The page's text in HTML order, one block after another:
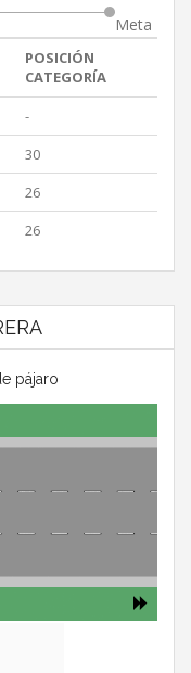
Meta
POSICIÓN
CATEGORÍA
-
30
26
26
pájaro